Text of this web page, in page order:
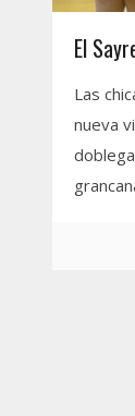
El
Las
nueva